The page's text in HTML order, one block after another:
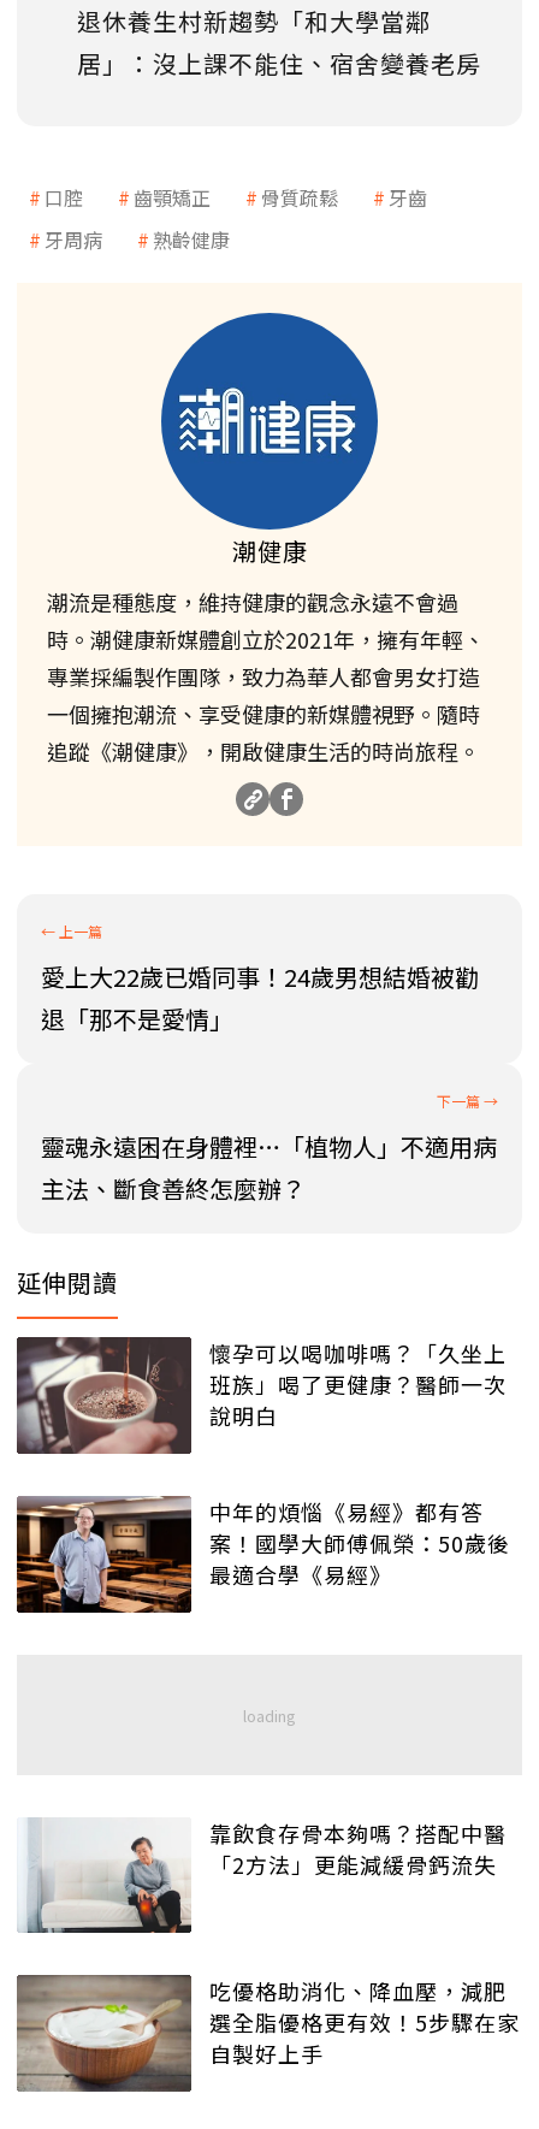
退休養生村新趨勢「和大學當鄰
居」：沒上課不能住、宿舍變養老房
口腔 齒顎矯正 骨質疏鬆
牙齒
牙周病
熟齡健康
潮健康
潮流是種態度，維持健康的觀念永遠不會過
時。潮健康新媒體創立於2021年，擁有年輕、
專業採編製作團隊，致力為華人都會男女打造
一個擁抱潮流、享受健康的新媒體視野。隨時
追蹤《潮健康》，開啟健康生活的時尚旅程。
愛上大22歲已婚同事！24歲男想結婚被勸
退「那不是愛情」
靈魂永遠困在身體裡…「植物人」不適用病
主法、斷食善終怎麼辦？
延伸閱讀
懷孕可以喝咖啡嗎？「久坐上
班族」喝了更健康？醫師一次
說明白
中年的煩惱《易經》都有答
案！國學大師傅佩榮：50歲後
最適合學《易經》
靠飲食存骨本夠嗎？搭配中醫
「2方法」更能減緩骨鈣流失
吃優格助消化、降血壓，減肥
選全脂優格更有效！5步驟在家
自製好上手